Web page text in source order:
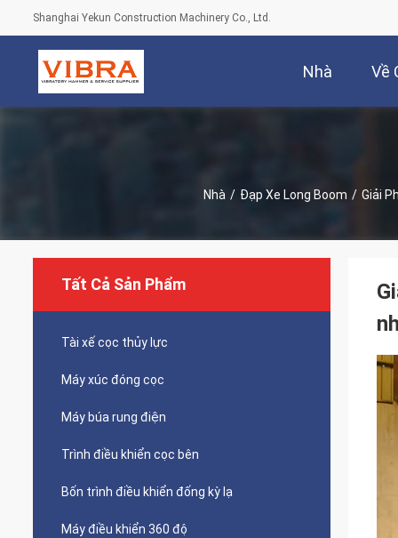
Shanghai Yekun Construction Machinery Co., Ltd.
Nhà Về
Nhà / Đạp Xe Long Boom / Giải
Tất Cả Sản Phẩm
Tài xế cọc thủy lực
Máy xúc đóng cọc
Máy búa rung điện
Trình điều khiển cọc bên
Bốn trình điều khiển đống kỳ lạ
Máy điều khiển 360 độ